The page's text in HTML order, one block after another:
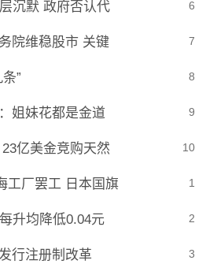
6
沉默 政府否认代
7
院维稳股市 关键
8
”
9
姐妹花都是金道
10
亿美金竞购天然
1
工厂罢工 日本国旗
2
升均降低0.04元
3
行注册制改革